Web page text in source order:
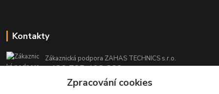
Kontakty
Zákaznická podpora ZAHAS TECHNICS s.r.o.
+420 725 408 883
(Po-Pá, 8-16 hod.)
Zpracování cookies